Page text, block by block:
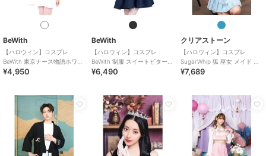
BeWith
【ハロウィン】コスプレ
BeWith 東京ナース物語ホワイ
ト かわいい
¥4,950
BeWith
【ハロウィン】コスプレ
BeWith 制服 スイートビター学
園ブラック かわいい
¥6,490
クリアストーン
【ハロウィン】コスプレ
SugarWhip 狐 巫女 メイド レ
ディース ブルー
¥7,689